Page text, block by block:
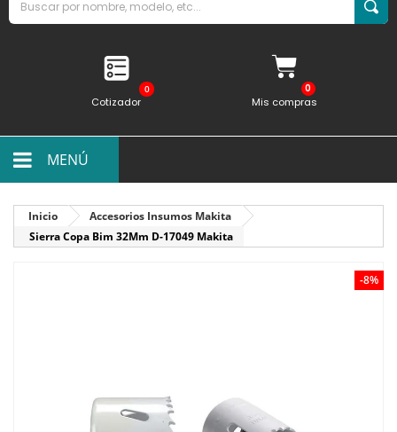
0
Cotizador Mis compras
MENÚ
Inicio
Accesorios Insumos Makita
Sierra Copa Bim 32Mm D-17049 Makita
-8%